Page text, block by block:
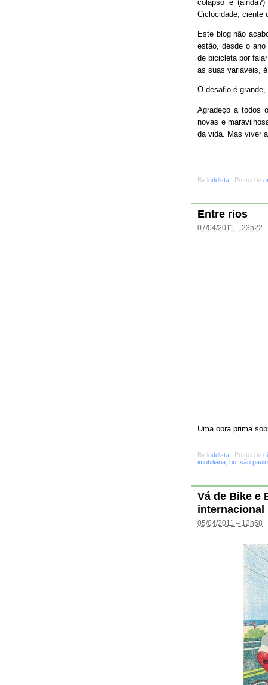
colapso e
Ciclocidade, ciente
Este blog não
estão, desde o ano
de bicicleta por
as suas variáveis,
O desafio é
Agradeço a todos
novas e
da vida. Mas viver
By luddista | Posted in
Entre rios
07/04/2011 – 23h22
Uma obra prima
By luddista | Posted in
imobiliária rio são paulo
Vá de Bike e
internacional
05/04/2011 – 12h58